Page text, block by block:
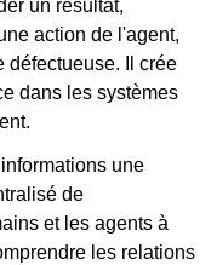
un résultat,
action de l'agent,
défectueuse. Il crée
dans les systèmes
une
de
et les agents à
les relations